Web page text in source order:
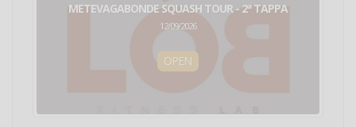
METEVAGABONDE SQUASH TOUR - 2ª TAPPA
12/09/2026
OPEN